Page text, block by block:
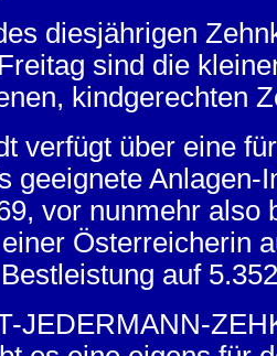
diesjährigen
sind die
kindgerechten
verfügt über eine
geeignete
vor nunmehr also
Österreicherin
auf
JEDERMANN-